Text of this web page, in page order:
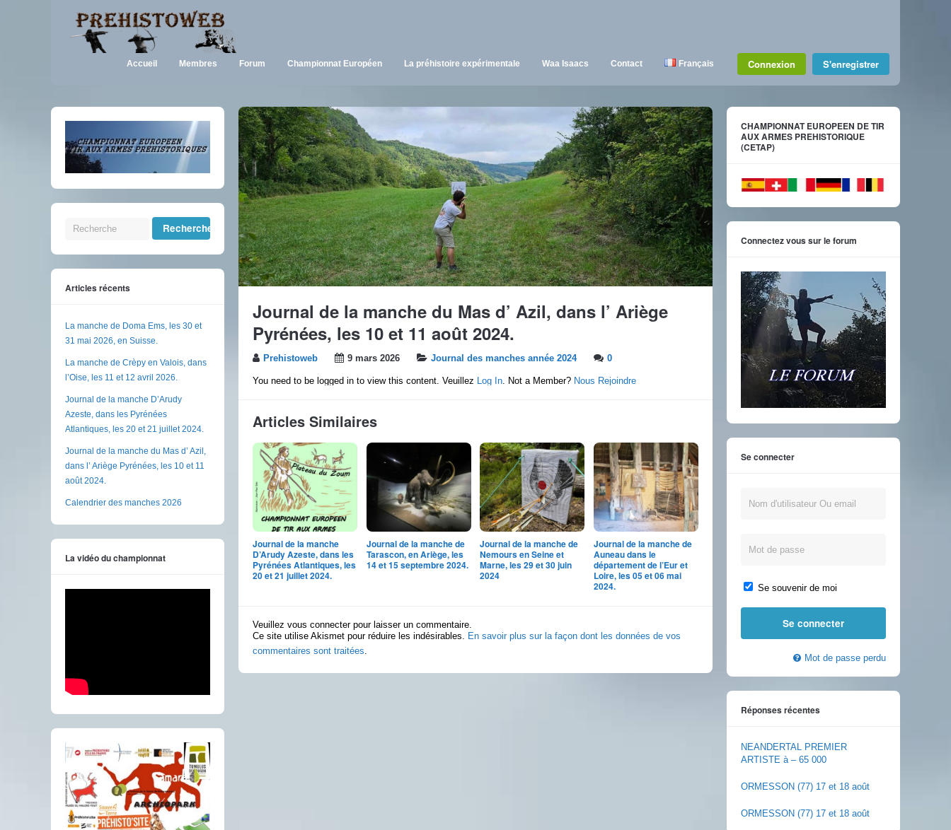
Accueil Membres Forum Championnat Européen La préhistoire expérimentale Waa Isaacs Contact Français Connexion S'enregistrer
Journal de la manche du Mas d’ Azil, dans l’ Ariège
Pyrénées, les 10 et 11 août 2024.
Prehistoweb 9 mars 2026 Journal des manches année 2024 0
You need to be logged in to view this content. Veuillez Log In. Not a Member? Nous Rejoindre
Articles Similaires
Journal de la manche
D’Arudy Azeste, dans les
Pyrénées Atlantiques, les
20 et 21 juillet 2024.
Journal de la manche de
Tarascon, en Ariège, les
14 et 15 septembre 2024.
Journal de la manche de
Nemours en Seine et
Marne, les 29 et 30 juin
2024
Journal de la manche de
Auneau dans le
département de l’Eur et
Loire, les 05 et 06 mai
2024.
Veuillez vous connecter pour laisser un commentaire.
Ce site utilise Akismet pour réduire les indésirables. En savoir plus sur la façon dont les données de vos
commentaires sont traitées.
Articles récents
La manche de Doma Ems, les 30 et
31 mai 2026, en Suisse.
La manche de Crèpy en Valois, dans
l’Oise, les 11 et 12 avril 2026.
Journal de la manche D’Arudy
Azeste, dans les Pyrénées
Atlantiques, les 20 et 21 juillet 2024.
Journal de la manche du Mas d’ Azil,
dans l’ Ariège Pyrénées, les 10 et 11
août 2024.
Calendrier des manches 2026
La vidéo du championnat
CHAMPIONNAT EUROPEEN DE TIR
AUX ARMES PREHISTORIQUE
(CETAP)
Connectez vous sur le forum
Se connecter
Se souvenir de moi
Mot de passe perdu
Réponses récentes
NEANDERTAL PREMIER
ARTISTE à – 65 000
ORMESSON (77) 17 et 18 août
ORMESSON (77) 17 et 18 août